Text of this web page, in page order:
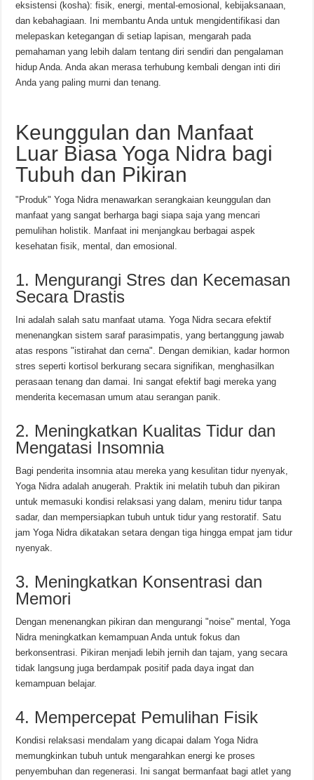
eksistensi (kosha): fisik, energi, mental-emosional, kebijaksanaan,
dan kebahagiaan. Ini membantu Anda untuk mengidentifikasi dan
melepaskan ketegangan di setiap lapisan, mengarah pada
pemahaman yang lebih dalam tentang diri sendiri dan pengalaman
hidup Anda. Anda akan merasa terhubung kembali dengan inti diri
Anda yang paling murni dan tenang.
Keunggulan dan Manfaat
Luar Biasa Yoga Nidra bagi
Tubuh dan Pikiran
"Produk" Yoga Nidra menawarkan serangkaian keunggulan dan
manfaat yang sangat berharga bagi siapa saja yang mencari
pemulihan holistik. Manfaat ini menjangkau berbagai aspek
kesehatan fisik, mental, dan emosional.
1. Mengurangi Stres dan Kecemasan
Secara Drastis
Ini adalah salah satu manfaat utama. Yoga Nidra secara efektif
menenangkan sistem saraf parasimpatis, yang bertanggung jawab
atas respons "istirahat dan cerna". Dengan demikian, kadar hormon
stres seperti kortisol berkurang secara signifikan, menghasilkan
perasaan tenang dan damai. Ini sangat efektif bagi mereka yang
menderita kecemasan umum atau serangan panik.
2. Meningkatkan Kualitas Tidur dan
Mengatasi Insomnia
Bagi penderita insomnia atau mereka yang kesulitan tidur nyenyak,
Yoga Nidra adalah anugerah. Praktik ini melatih tubuh dan pikiran
untuk memasuki kondisi relaksasi yang dalam, meniru tidur tanpa
sadar, dan mempersiapkan tubuh untuk tidur yang restoratif. Satu
jam Yoga Nidra dikatakan setara dengan tiga hingga empat jam tidur
nyenyak.
3. Meningkatkan Konsentrasi dan
Memori
Dengan menenangkan pikiran dan mengurangi "noise" mental, Yoga
Nidra meningkatkan kemampuan Anda untuk fokus dan
berkonsentrasi. Pikiran menjadi lebih jernih dan tajam, yang secara
tidak langsung juga berdampak positif pada daya ingat dan
kemampuan belajar.
4. Mempercepat Pemulihan Fisik
Kondisi relaksasi mendalam yang dicapai dalam Yoga Nidra
memungkinkan tubuh untuk mengarahkan energi ke proses
penyembuhan dan regenerasi. Ini sangat bermanfaat bagi atlet yang